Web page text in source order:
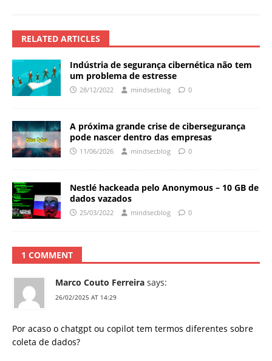
RELATED ARTICLES
Indústria de segurança cibernética não tem
um problema de estresse
28/12/2022 mindsecblog 0
A próxima grande crise de cibersegurança
pode nascer dentro das empresas
11/06/2026 mindsecblog 0
Nestlé hackeada pelo Anonymous – 10 GB de
dados vazados
25/03/2022 mindsecblog 0
1 COMMENT
Marco Couto Ferreira says:
26/02/2025 AT 14:29
Por acaso o chatgpt ou copilot tem termos diferentes sobre
coleta de dados?